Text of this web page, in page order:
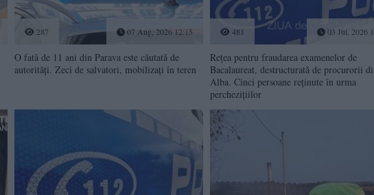
287 07 Aug, 2026 12:15
O fată de 11 ani din Parava este căutată de
autorități. Zeci de salvatori, mobilizați în teren
481 03 Jul, 2026
Rețea pentru fraudarea examenelor de
Bacalaureat, destructurată de procurorii
Alba. Cinci persoane reținute în urma
perchezițiilor